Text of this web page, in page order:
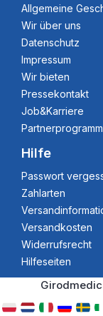
Allgemeine
Wir über uns
Datenschutz
Impressum
Wir bieten
Pressekontakt
Job&Karriere
Partnerprogramm
Hilfe
Passwort
Zahlarten
Versandkosten
Widerrufsrecht
Hilfeseiten